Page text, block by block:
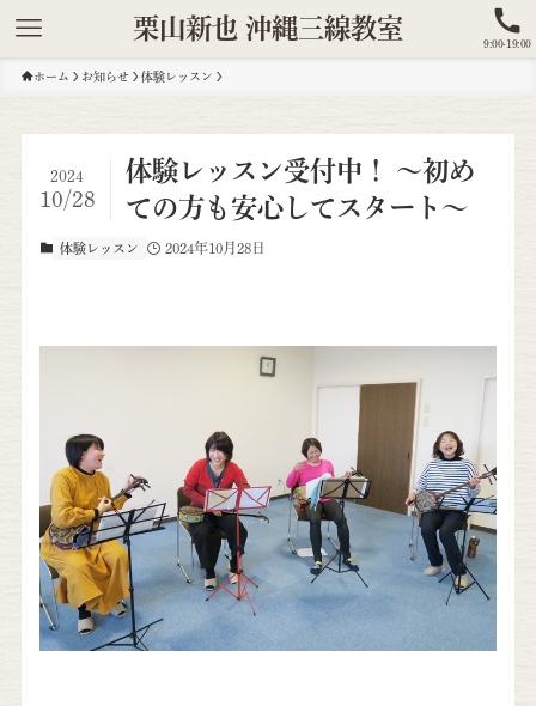
栗山新也 沖縄三線教室
9:00-19:00
ホーム お知らせ 体験レッスン
体験レッスン受付中！ ～初め
ての方も安心してスタート～
2024
10/28
体験レッスン 2024年10月28日